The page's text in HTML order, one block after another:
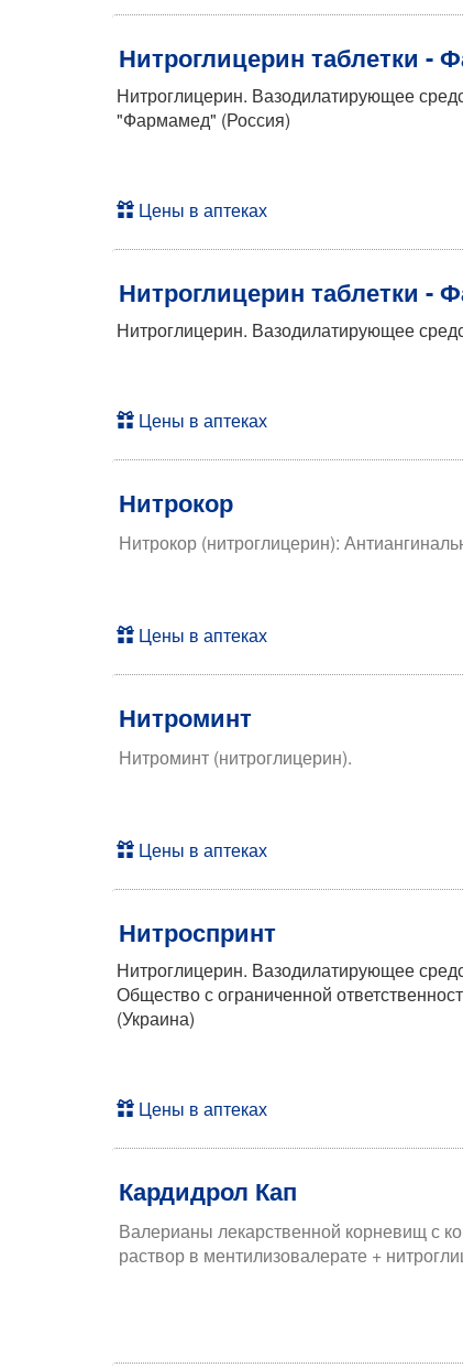
Нитроглицерин таблетки -
Нитроглицерин. Вазодилатирующее
"Фармамед" (Россия)
Цены в аптеках
Нитроглицерин таблетки -
Нитроглицерин. Вазодилатирующее
Цены в аптеках
Нитрокор
Нитрокор (нитроглицерин):
Цены в аптеках
Нитроминт
Нитроминт (нитроглицерин).
Цены в аптеках
Нитроспринт
Нитроглицерин. Вазодилатирующее
Общество с ограниченной
(Украина)
Цены в аптеках
Кардидрол Кап
Валерианы лекарственной корневищ с
раствор в ментилизовалерате +